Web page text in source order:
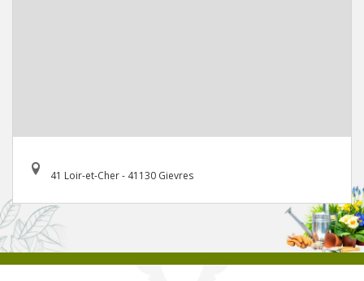
41 Loir-et-Cher - 41130 Gievres